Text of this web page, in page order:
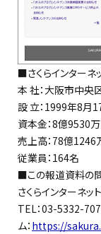
■さくらインターネ
本 社：大阪市中
設 立：1999年8月
資本金：8億9530
売上高：78億1246
従業員：164名
■この報道資料の
さくらインターネ
TEL：03-5332-
ム： https://